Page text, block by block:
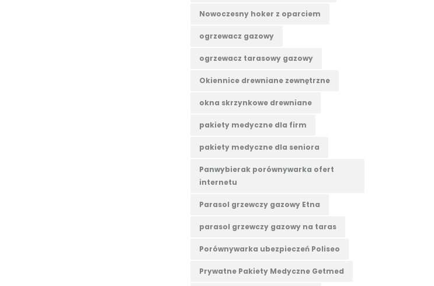
Nowoczesny hoker z oparciem
ogrzewacz gazowy
ogrzewacz tarasowy gazowy
Okiennice drewniane zewnętrzne
okna skrzynkowe drewniane
pakiety medyczne dla firm
pakiety medyczne dla seniora
Panwybierak porównywarka ofert
internetu
Parasol grzewczy gazowy Etna
parasol grzewczy gazowy na taras
Porównywarka ubezpieczeń Poliseo
Prywatne Pakiety Medyczne Getmed